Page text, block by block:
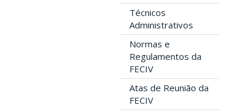
Técnicos
Administrativos
Normas e
Regulamentos da
FECIV
Atas de Reunião da
FECIV